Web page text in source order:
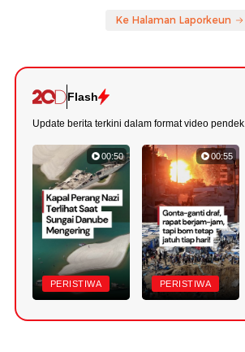
Ke Halaman Laporkeun
Flash
Update berita terkini dalam format video pendek.
00:50
PERISTIWA
00:55
PERISTIWA